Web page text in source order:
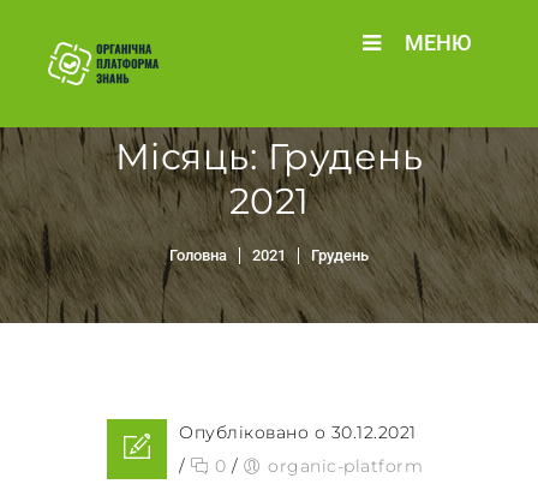
МЕНЮ
Місяць:Грудень
2021
Головна 2021 Грудень
Опубліковано о 30.12.2021
/
0 / organic-platform